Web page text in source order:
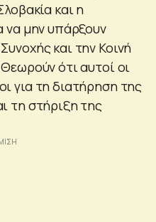
και η
να μην υπάρξουν
και την Κοινή
ότι αυτοί οι
για τη διατήρηση της
τη στήριξη της